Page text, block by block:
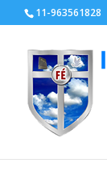
11-963561828